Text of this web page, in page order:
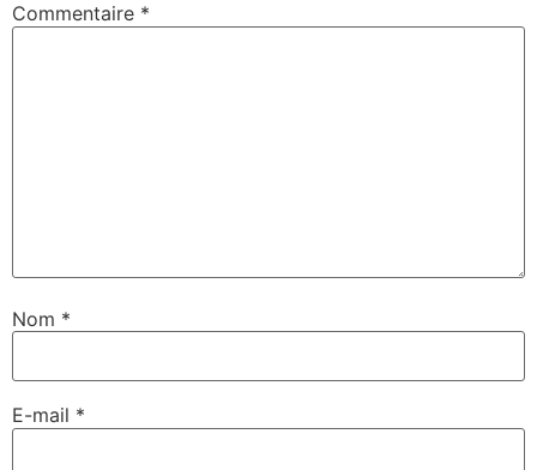
Commentaire *
Nom *
E-mail *